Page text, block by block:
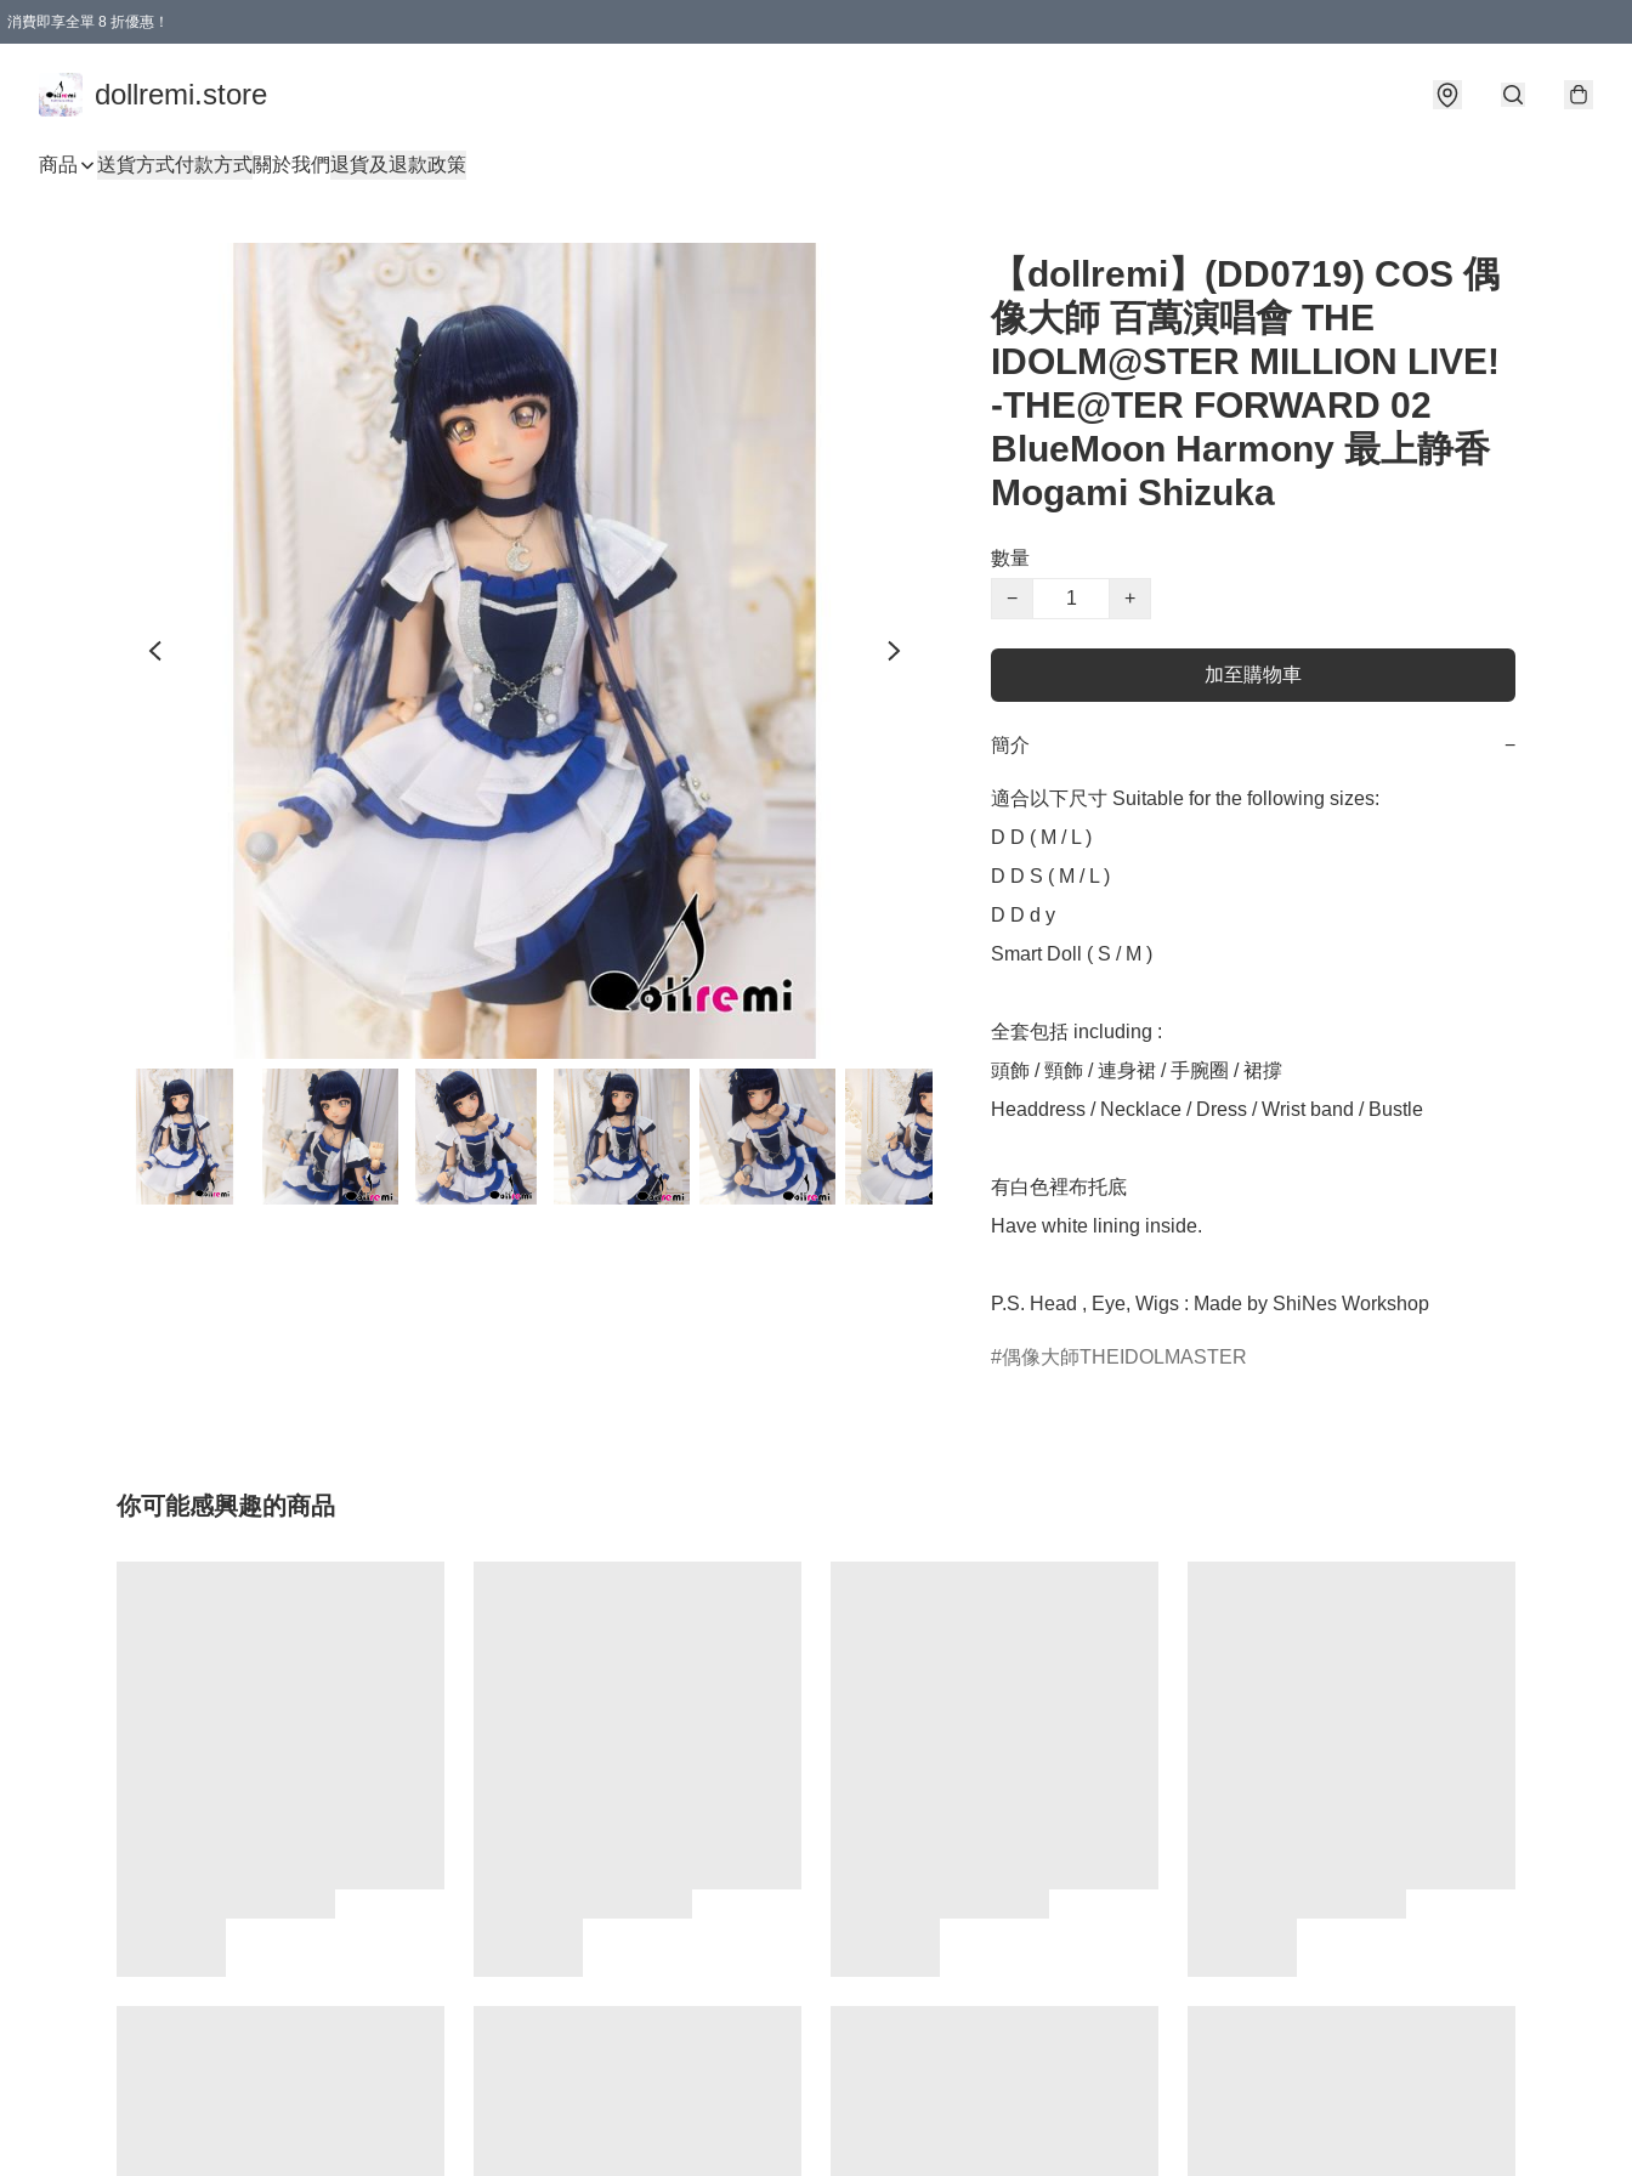
消費即享全單 8 折優惠！
dollremi.store
商品 送貨方式付款方式關於我們退貨及退款政策
【dollremi】(DD0719) COS 偶
像大師 百萬演唱會 THE
IDOLM@STER MILLION LIVE!
-THE@TER FORWARD 02
BlueMoon Harmony 最上静香
Mogami Shizuka
數量
−
+
加至購物車
簡介 −
適合以下尺寸 Suitable for the following sizes:
D D ( M / L )
D D S ( M / L )
D D d y
Smart Doll ( S / M )
全套包括 including :
頭飾 / 頸飾 / 連身裙 / 手腕圈 / 裙撐
Headdress / Necklace / Dress / Wrist band / Bustle
有白色裡布托底
Have white lining inside.
P.S. Head , Eye, Wigs : Made by ShiNes Workshop
偶像大師THEIDOLMASTER
你可能感興趣的商品